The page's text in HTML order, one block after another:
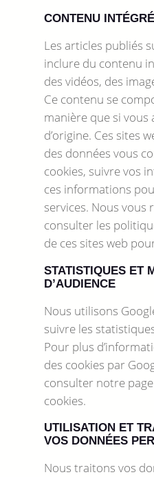
CONTENU INTÉGRÉ
Les articles publiés
inclure du contenu
des vidéos, des
Ce contenu se
manière que si vous
d’origine. Ces sites
des données vous
cookies, suivre vos
ces informations
services. Nous vous
consulter les
de ces sites web
STATISTIQUES ET
D’AUDIENCE
Nous utilisons
suivre les
Pour plus
des cookies par
consulter notre
cookies.
UTILISATION ET
VOS DONNÉES
Nous traitons vos